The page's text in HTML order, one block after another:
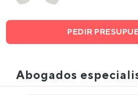
PEDIR
Abogados